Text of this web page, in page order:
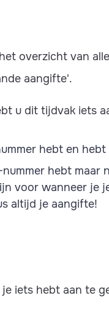
overzicht van
aangifte'.
u dit tijdvak iets
hebt en
nummer hebt
voor wanneer je
altijd je aangifte!
iets hebt aan te